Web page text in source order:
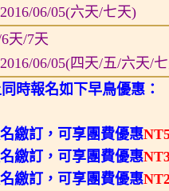
06/05(六天/七天)
天/7天
06/05(四天/五/六天/
時報名如下早鳥優惠：
繳訂，可享團費優惠
繳訂，可享團費優惠
繳訂，可享團費優惠